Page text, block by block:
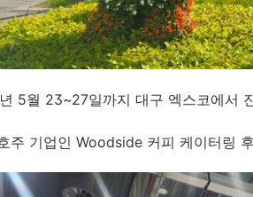
5월 23~27일까지 대구 엑스코에서
주 기업인 Woodside 커피 케이터링